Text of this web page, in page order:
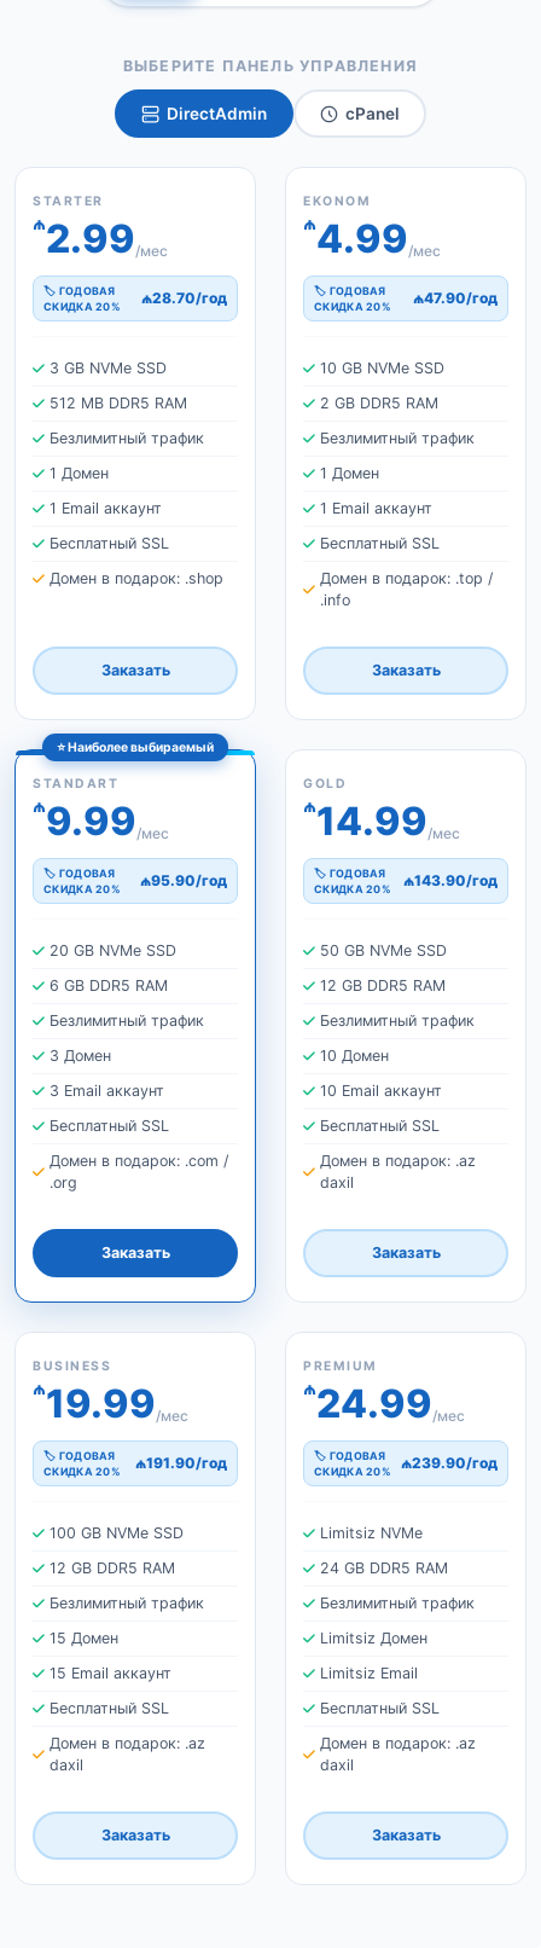
ВЫБЕРИТЕ ПАНЕЛЬ УПРАВЛЕНИЯ
DirectAdmin cPanel
STARTER
₼2.99/мес
🏷 ГОДОВАЯ
СКИДКА 20%
₼28.70/год
3 GB NVMe SSD
512 MB DDR5 RAM
Безлимитный трафик
1 Домен
1 Email аккаунт
Бесплатный SSL
Домен в подарок: .shop
Заказать
EKONOM
₼4.99/мес
🏷 ГОДОВАЯ
СКИДКА 20%
₼47.90/год
10 GB NVMe SSD
2 GB DDR5 RAM
Безлимитный трафик
1 Домен
1 Email аккаунт
Бесплатный SSL
Домен в подарок: .top /
.info
Заказать
⭐ Наиболее выбираемый
STANDART
₼9.99/мес
🏷 ГОДОВАЯ
СКИДКА 20%
₼95.90/год
20 GB NVMe SSD
6 GB DDR5 RAM
Безлимитный трафик
3 Домен
3 Email аккаунт
Бесплатный SSL
Домен в подарок: .com /
.org
Заказать
GOLD
₼14.99/мес
🏷 ГОДОВАЯ
СКИДКА 20%
₼143.90/год
50 GB NVMe SSD
12 GB DDR5 RAM
Безлимитный трафик
10 Домен
10 Email аккаунт
Бесплатный SSL
Домен в подарок: .az
daxil
Заказать
BUSINESS
₼19.99/мес
🏷 ГОДОВАЯ
СКИДКА 20%
₼191.90/год
100 GB NVMe SSD
12 GB DDR5 RAM
Безлимитный трафик
15 Домен
15 Email аккаунт
Бесплатный SSL
Домен в подарок: .az
daxil
Заказать
PREMIUM
₼24.99/мес
🏷 ГОДОВАЯ
СКИДКА 20%
₼239.90/год
Limitsiz NVMe
24 GB DDR5 RAM
Безлимитный трафик
Limitsiz Домен
Limitsiz Email
Бесплатный SSL
Домен в подарок: .az
daxil
Заказать